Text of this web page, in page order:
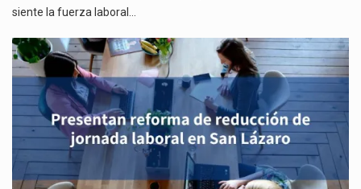
siente la fuerza laboral…